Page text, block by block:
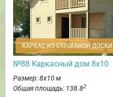
КАРКАС ИЗ СТРОГАНОЙ ДОСКИ
№88 Каркасный дом 8х10
Размер: 8х10 м
Общая площадь: 138.82